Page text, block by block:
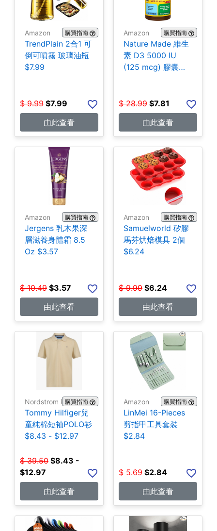
Amazon 購買指南
TrendPlain 2合1 可
倒可噴霧 玻璃油瓶
$7.99
$ 9.99 $7.99
由此查看
Amazon 購買指南
Nature Made 維生
素 D3 5000 IU
(125 mcg) 膠囊
$ 28.99 $7.81
由此查看
Amazon 購買指南
Jergens 乳木果深
層滋養身體霜 8.5
Oz $3.57
$ 10.49 $3.57
由此查看
Amazon 購買指南
Samuelworld 矽膠
馬芬烘焙模具 2個
$6.24
$ 9.99 $6.24
由此查看
Nordstrom Rack購買指南
Tommy Hilfiger兒
童純棉短袖POLO衫
$8.43 - $12.97
$ 39.50 $8.43 -
$12.97
由此查看
Amazon 購買指南
LinMei 16-Pieces
剪指甲工具套裝
$2.84
$ 5.69 $2.84
由此查看